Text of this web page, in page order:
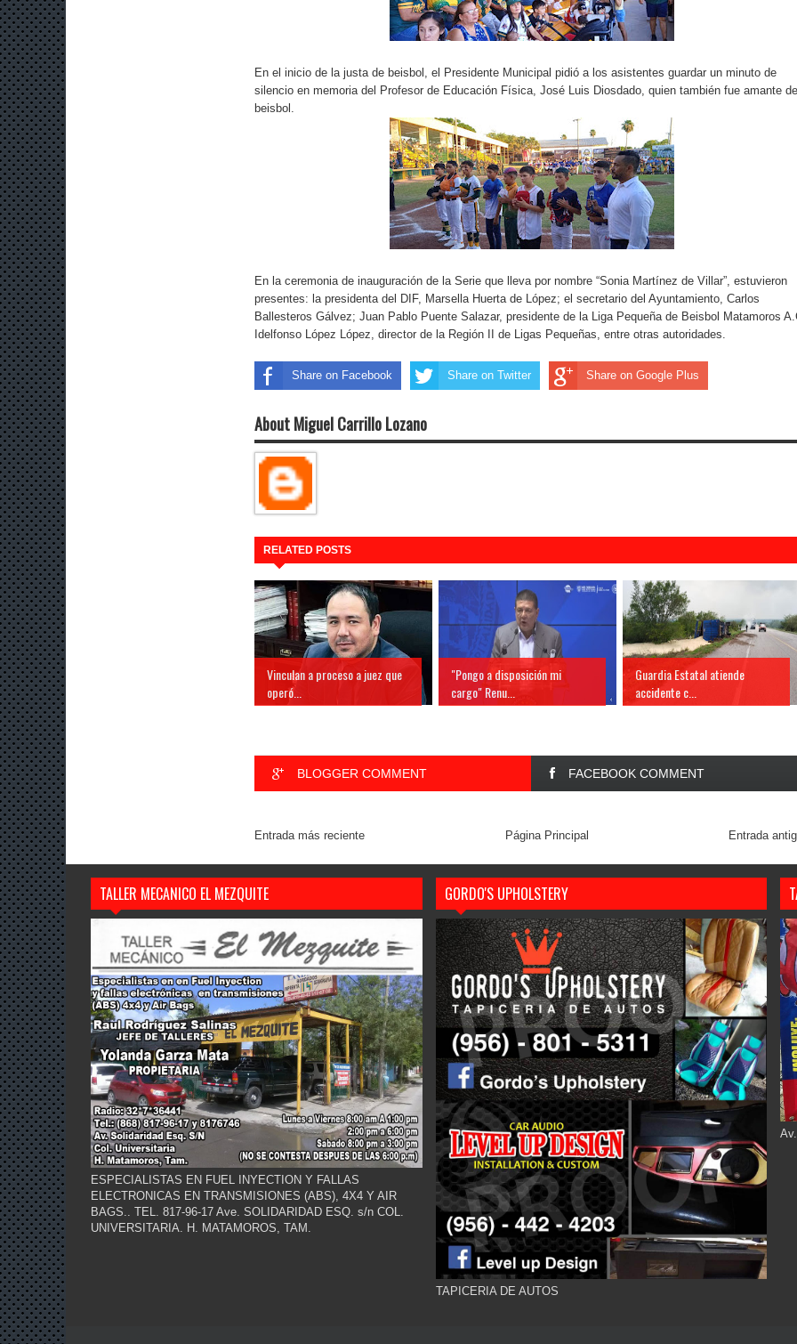
En el inicio de la justa de beisbol, el Presidente Municipal pidió a los asistentes guardar un minuto de
silencio en memoria del Profesor de Educación Física, José Luis Diosdado, quien también fue amante
beisbol.
En la ceremonia de inauguración de la Serie que lleva por nombre “Sonia Martínez de Villar”, estuvieron
presentes: la presidenta del DIF, Marsella Huerta de López; el secretario del Ayuntamiento, Carlos
Ballesteros Gálvez; Juan Pablo Puente Salazar, presidente de la Liga Pequeña de Beisbol Matamoros
Idelfonso López López, director de la Región II de Ligas Pequeñas, entre otras autoridades.
Share on Facebook Share on Twitter Share on Google Plus
About Miguel Carrillo Lozano
RELATED POSTS
Vinculan a proceso a juez que
operó...
"Pongo a disposición mi
cargo" Renu...
Guardia Estatal atiende
accidente c...
BLOGGER COMMENT FACEBOOK COMMENT
Entrada más reciente Entrada
Página Principal
TALLER MECANICO EL MEZQUITE
ESPECIALISTAS EN FUEL INYECTION Y FALLAS
ELECTRONICAS EN TRANSMISIONES (ABS), 4X4 Y AIR
BAGS.. TEL. 817-96-17 Ave. SOLIDARIDAD ESQ. s/n COL.
UNIVERSITARIA. H. MATAMOROS, TAM.
GORDO'S UPHOLSTERY
TAPICERIA DE AUTOS